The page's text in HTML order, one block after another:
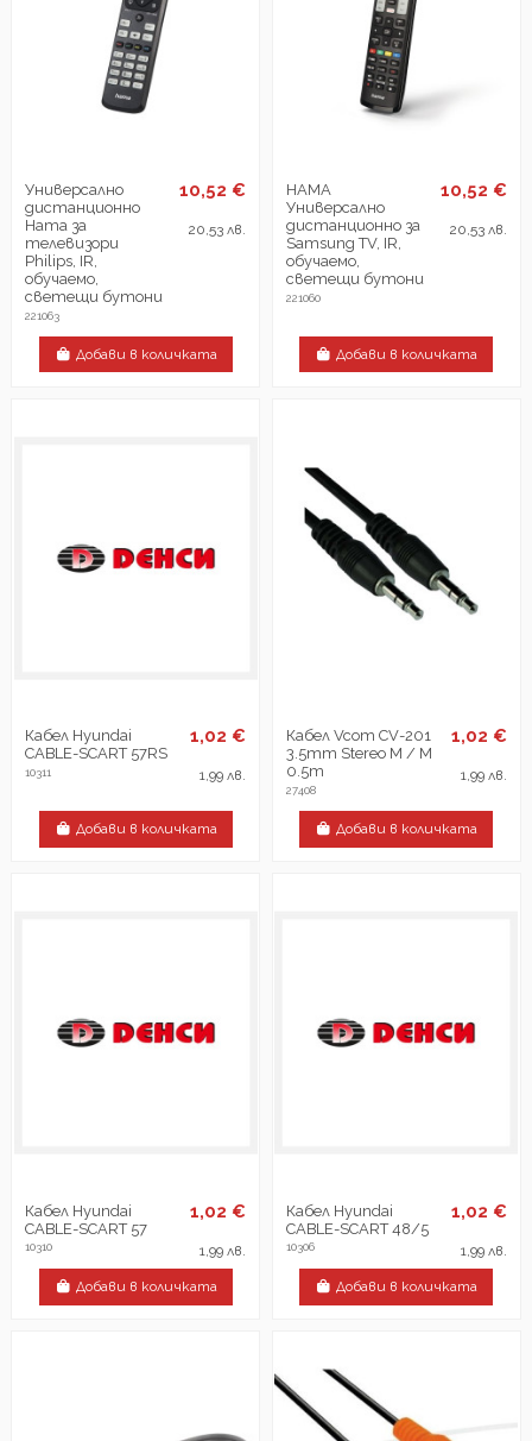
Универсално
дистанционно
Hama за
телевизори
Philips, IR,
обучаемо,
светещи бутони
221063
10,52 €
20,53 лв.
Добави в количката
HAMA
Универсално
дистанционно за
Samsung TV, IR,
обучаемо,
светещи бутони
221060
10,52 €
20,53 лв.
Добави в количката
Кабел Hyundai
CABLE-SCART 57RS
10311
1,02 €
1,99 лв.
Добави в количката
Кабел Vcom CV-201
3.5mm Stereo M / M
0.5m
27408
1,02 €
1,99 лв.
Добави в количката
Кабел Hyundai
CABLE-SCART 57
10310
1,02 €
1,99 лв.
Добави в количката
Кабел Hyundai
CABLE-SCART 48/5
10306
1,02 €
1,99 лв.
Добави в количката